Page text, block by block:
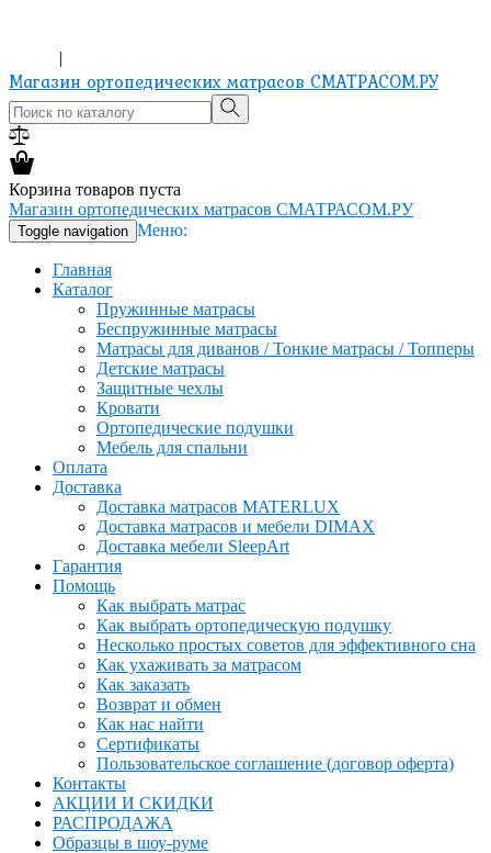
|
Магазин ортопедических матрасов СМАТРАСОМ.РУ
Корзина товаров пуста
Магазин ортопедических матрасов СМАТРАСОМ.РУ
Toggle navigation Меню:
Главная
Каталог
Пружинные матрасы
Беспружинные матрасы
Матрасы для диванов / Тонкие матрасы / Топперы
Детские матрасы
Защитные чехлы
Кровати
Ортопедические подушки
Мебель для спальни
Оплата
Доставка
Доставка матрасов MATERLUX
Доставка матрасов и мебели DIMAX
Доставка мебели SleepArt
Гарантия
Помощь
Как выбрать матрас
Как выбрать ортопедическую подушку
Несколько простых советов для эффективного сна
Как ухаживать за матрасом
Как заказать
Возврат и обмен
Как нас найти
Сертификаты
Пользовательское соглашение (договор оферта)
Контакты
АКЦИИ И СКИДКИ
РАСПРОДАЖА
Образцы в шоу-руме